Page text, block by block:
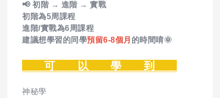
📢 初階 → 進階 → 實戰
初階為5周課程
進階/實戰為6周課程
建議想學習的同學預留6-8個月 的時間唷🌞
可 以 學 到
神秘學